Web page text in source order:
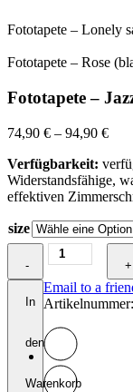
Fototapete – Lonely
Fototapete – Rose
Fototapete –
74,90 € – 94,90 €
Verfügbarkeit:
Widerstandsfähige,
effektiven
size
-
Fototapete
-
Jazz
am
Menge
+
In
den
Warenkorb
Email to a
Artikelnummer: